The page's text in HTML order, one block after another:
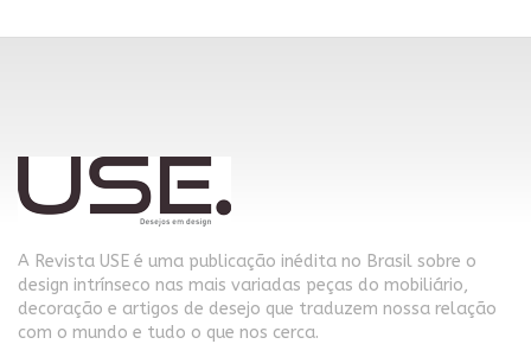
A Revista USE é uma publicação inédita no Brasil sobre o
design intrínseco nas mais variadas peças do mobiliário,
decoração e artigos de desejo que traduzem nossa relação
com o mundo e tudo o que nos cerca.